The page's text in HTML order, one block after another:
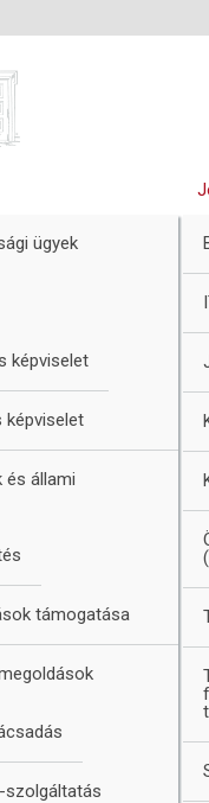
ügyek
képviselet
képviselet
és állami
támogatása
szolgáltatás